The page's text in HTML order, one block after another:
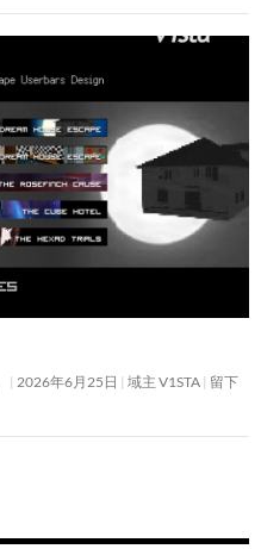
2026年6月25日 域主 V1STA 留下